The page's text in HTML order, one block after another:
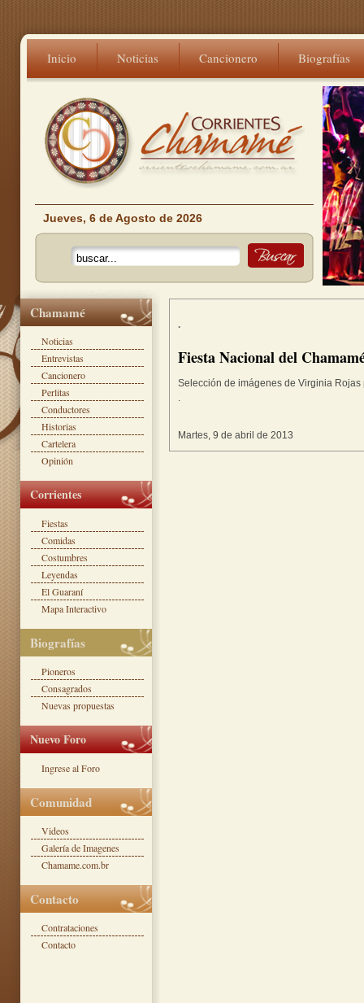
Inicio Noticias Cancionero Biografías
Jueves, 6 de Agosto de 2026
.
Fiesta Nacional del
Selección de imágenes de Virginia
.
Martes, 9 de abril de 2013
Chamamé
Noticias
Entrevistas
Cancionero
Perlitas
Conductores
Historias
Cartelera
Opinión
Corrientes
Fiestas
Comidas
Costumbres
Leyendas
El Guaraní
Mapa Interactivo
Biografías
Pioneros
Consagrados
Nuevas propuestas
Nuevo Foro
Ingrese al Foro
Comunidad
Videos
Galería de Imagenes
Chamame.com.br
Contacto
Contrataciones
Contacto